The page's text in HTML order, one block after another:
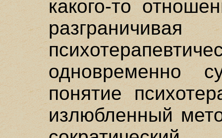
какого-то
одновременно
понятие
излюбленный